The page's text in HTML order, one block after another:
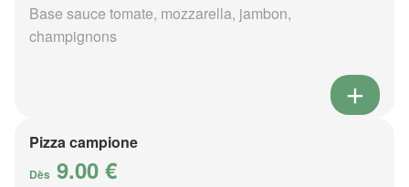
Base sauce tomate, mozzarella, jambon,
champignons
Pizza campione
Dès 9.00 €